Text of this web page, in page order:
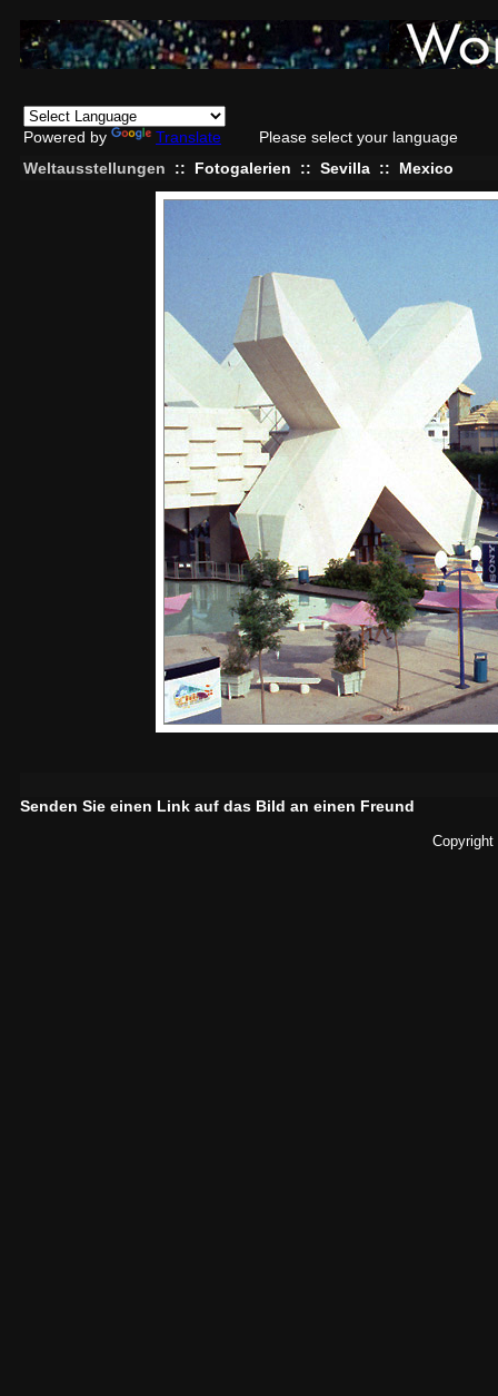
Powered by Translate
Please select your language
Weltausstellungen
:: Fotogalerien :: Sevilla :: Mexico
Senden Sie einen Link auf das Bild an einen Freund